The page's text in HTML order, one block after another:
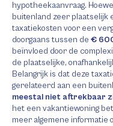
hypotheekaanvraag.
buitenland zeer plaatselijk
taxatiekosten voor een
doorgaans tussen de €
beïnvloed door de
de plaatselijke,
Belangrijk is dat deze
gerelateerd aan een
meestal niet aftrekbaar
het een vakantiewoning
meer algemene